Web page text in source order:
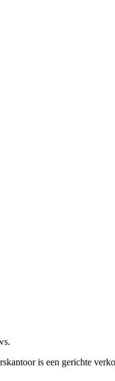
is een gerichte